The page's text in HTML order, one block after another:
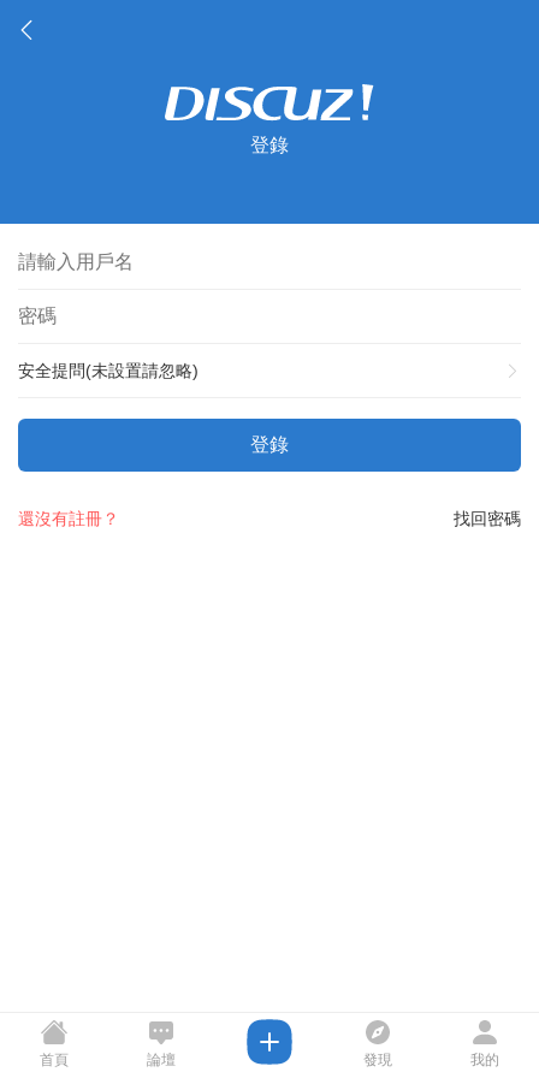
登錄
安全提問(未設置請忽略)
登錄
找回密碼
還沒有註冊？
首頁 論壇 發現 我的